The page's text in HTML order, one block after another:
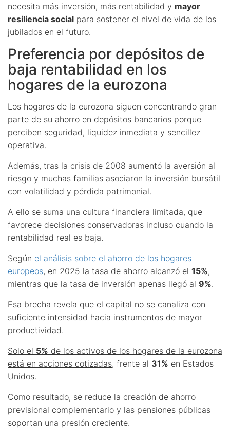
necesita más inversión, más rentabilidad y mayor
resiliencia social para sostener el nivel de vida de los
jubilados en el futuro.
Preferencia por depósitos de
baja rentabilidad en los
hogares de la eurozona
Los hogares de la eurozona siguen concentrando gran
parte de su ahorro en depósitos bancarios porque
perciben seguridad, liquidez inmediata y sencillez
operativa.
Además, tras la crisis de 2008 aumentó la aversión al
riesgo y muchas familias asociaron la inversión bursátil
con volatilidad y pérdida patrimonial.
A ello se suma una cultura financiera limitada, que
favorece decisiones conservadoras incluso cuando la
rentabilidad real es baja.
Según el análisis sobre el ahorro de los hogares
europeos, en 2025 la tasa de ahorro alcanzó el 15%,
mientras que la tasa de inversión apenas llegó al 9%.
Esa brecha revela que el capital no se canaliza con
suficiente intensidad hacia instrumentos de mayor
productividad.
Solo el 5% de los activos de los hogares de la eurozona
está en acciones cotizadas, frente al 31% en Estados
Unidos.
Como resultado, se reduce la creación de ahorro
previsional complementario y las pensiones públicas
soportan una presión creciente.